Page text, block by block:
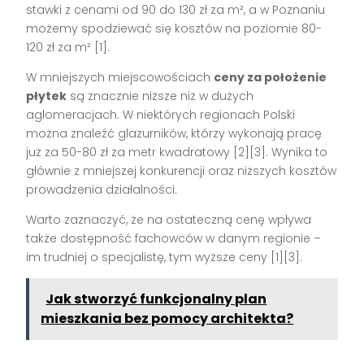
stawki z cenami od 90 do 130 zł za m², a w Poznaniu
możemy spodziewać się kosztów na poziomie 80-
120 zł za m² [1].
W mniejszych miejscowościach ceny za położenie
płytek są znacznie niższe niż w dużych
aglomeracjach. W niektórych regionach Polski
można znaleźć glazurników, którzy wykonają pracę
już za 50-80 zł za metr kwadratowy [2][3]. Wynika to
głównie z mniejszej konkurencji oraz niższych kosztów
prowadzenia działalności.
Warto zaznaczyć, że na ostateczną cenę wpływa
także dostępność fachowców w danym regionie –
im trudniej o specjalistę, tym wyższe ceny [1][3].
Jak stworzyć funkcjonalny plan
mieszkania bez pomocy architekta?